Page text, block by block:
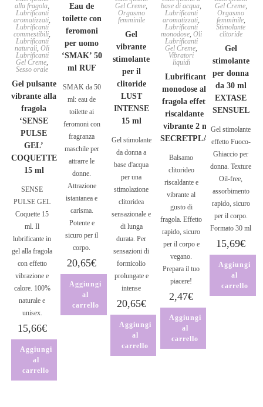
alla fragola,
Lubrificanti
aromatizzati,
Lubrificanti
commestibili,
Lubrificanti
naturali,Oli
Lubrificanti
Gel Creme,
Sesso orale
Gel pulsante
vibrante alla
fragola
‘SENSE
PULSE
GEL’
COQUETTE
15 ml
SENSE
PULSE GEL
Coquette 15
ml. Il
lubrificante in
gel alla fragola
con effetto
vibrazione e
calore. 100%
naturale e
unisex.
15,66€
Aggiungi
al
carrello
Eau de
toilette con
feromoni
per uomo
‘SMAK’ 50
ml RUF
SMAK da 50
ml: eau de
toilette ai
feromoni con
fragranza
maschile per
attrarre le
donne.
Attrazione
istantanea e
carisma.
Potente e
sicuro per il
corpo.
20,65€
Aggiungi
al
carrello
Gel Creme,
Orgasmo
femminile
Gel
vibrante
stimolante
per il
clitoride
LUST
INTENSE
15 ml
Gel stimolante
da donna a
base d'acqua
per una
stimolazione
clitoridea
sensazionale e
di lunga
durata. Per
sensazioni di
formicolio
prolungate e
intense
20,65€
Aggiungi
al
carrello
base di acqua,
Lubrificanti
aromatizzati,
Lubrificanti
monodose, Oli
Lubrificanti
Gel Creme,
Vibratori
liquidi
Lubrificante
monodose alla
fragola effetto
riscaldante e
vibrante 2 ml
SECRETPLAY
Balsamo
clitorideo
riscaldante e
vibrante al
gusto di
fragola. Effetto
rapido, sicuro
per il corpo e
vegano.
Prepara il tuo
piacere!
2,47€
Aggiungi
al
carrello
Gel Creme,
Orgasmo
femminile,
Stimolante
clitoride
Gel
stimolante
per donna
da 30 ml
EXTASE
SENSUEL
Gel stimolante
effetto Fuoco-
Ghiaccio per
donna. Texture
Oil-free,
assorbimento
rapido, sicuro
per il corpo.
Formato 30 ml
15,69€
Aggiungi
al
carrello